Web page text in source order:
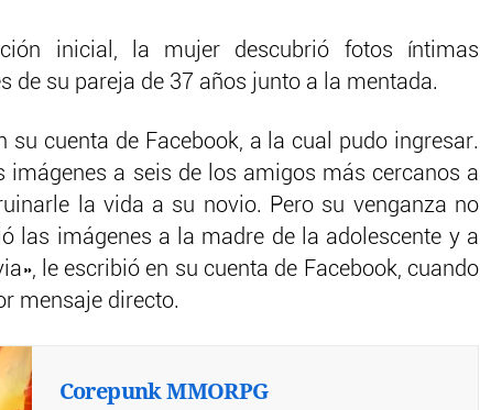
inicial, la mujer descubrió fotos íntimas
de su pareja de 37 años junto a la mentada.
su cuenta de Facebook, a la cual pudo ingresar.
imágenes a seis de los amigos más cercanos a
la vida a su novio. Pero su venganza no
las imágenes a la madre de la adolescente y a
le escribió en su cuenta de Facebook, cuando
mensaje directo.
Corepunk MMORPG